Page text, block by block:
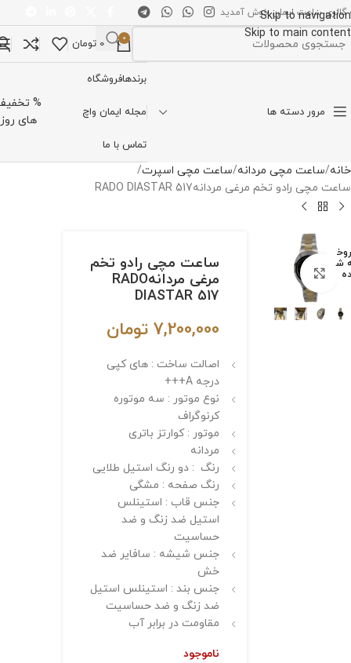
Skip to navigation
Skip to main content
گالری ساعت ایمان خوش آمدید
0
0 تومان
مرور دسته ها
برندهافروشگاه
مجله ایمان واچ
تماس با ما
%
های روز
خانه ساعت مچی مردانه ساعت مچی اسپرت
ساعت مچی رادو تخم مرغی مردانهRADO DIASTAR 517
ش
ده
برای بزرگنمایی کلیک کنیدساعت مچی رادو تخم
مرغی مردانهRADO
DIASTAR 517
7,200,000 تومان
اصالت ساخت : های کپی
درجه A+++
نوع موتور : سه موتوره
کرنوگراف
موتور : کوارتز باتری
مردانه
رنگ : دو رنگ استیل طلایی
رنگ صفحه : مشگی
جنس قاب : استینلس
استیل ضد زنگ و ضد
حساسیت
جنس شیشه : سافایر ضد
خش
جنس بند : استینلس استیل
ضد زنگ و ضد حساسیت
مقاومت در برابر آب
ناموجود